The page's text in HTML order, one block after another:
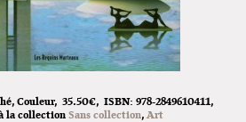
Couleur 35.50€ ISBN: 978-2849610411
la collection Sans collection Art
Exposition "Fungirl : Funeral
Home" à Colomiers
Pich à Paris et Vincennes !